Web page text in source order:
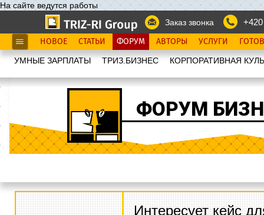
На сайте ведутся работы
Заказ звонка
НОВОЕ СТАТЬИ ФОРУМ АВТОРЫ УСЛУГИ
УМНЫЕ ЗАРПЛАТЫ ТРИЗ.БИЗНЕС КОРПОРАТИВНАЯ
ФОРУМ
Интересует кейс